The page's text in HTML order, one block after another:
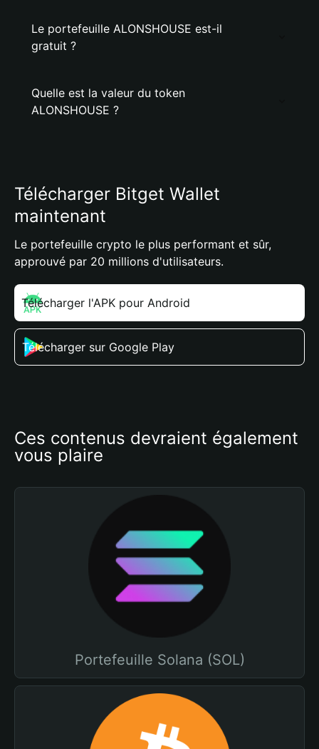
Le portefeuille ALONSHOUSE est-il
gratuit ?
Quelle est la valeur du token
ALONSHOUSE ?
Télécharger Bitget Wallet
maintenant
Le portefeuille crypto le plus performant et sûr,
approuvé par 20 millions d'utilisateurs.
Télécharger l'APK pour Android
Télécharger sur Google Play
Ces contenus devraient également
vous plaire
Portefeuille Solana (SOL)